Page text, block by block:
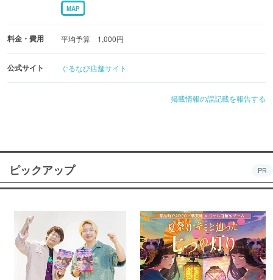
MAP
料金・費用 平均予算 1,000円
公式サイト ぐるなび店舗サイト
掲載情報の誤記載を報告する
ピックアップ PR